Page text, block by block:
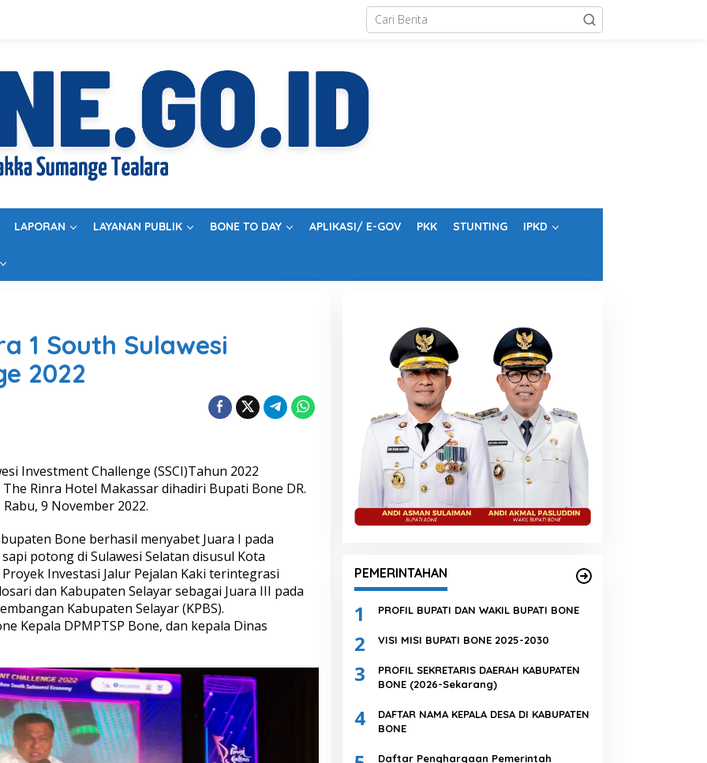
LAPORAN LAYANAN PUBLIK BONE TO DAY APLIKASI/ E-GOV PKK STUNTING IPKD
1 South Sulawesi
2022
Investment Challenge (SSCI)Tahun 2022
Rinra Hotel Makassar dihadiri Bupati Bone DR.
Rabu, 9 November 2022.
Bone berhasil menyabet Juara I pada
potong di Sulawesi Selatan disusul Kota
Investasi Jalur Pejalan Kaki terintegrasi
dan Kabupaten Selayar sebagai Juara III pada
Kabupaten Selayar (KPBS).
Kepala DPMPTSP Bone, dan kepala Dinas
PEMERINTAHAN
1 PROFIL BUPATI DAN WAKIL BUPATI BONE
2 VISI MISI BUPATI BONE 2025-2030
3
PROFIL SEKRETARIS DAERAH KABUPATEN
BONE (2026-Sekarang)
4
DAFTAR NAMA KEPALA DESA DI KABUPATEN
BONE
Daftar Penghargaan Pemerintah